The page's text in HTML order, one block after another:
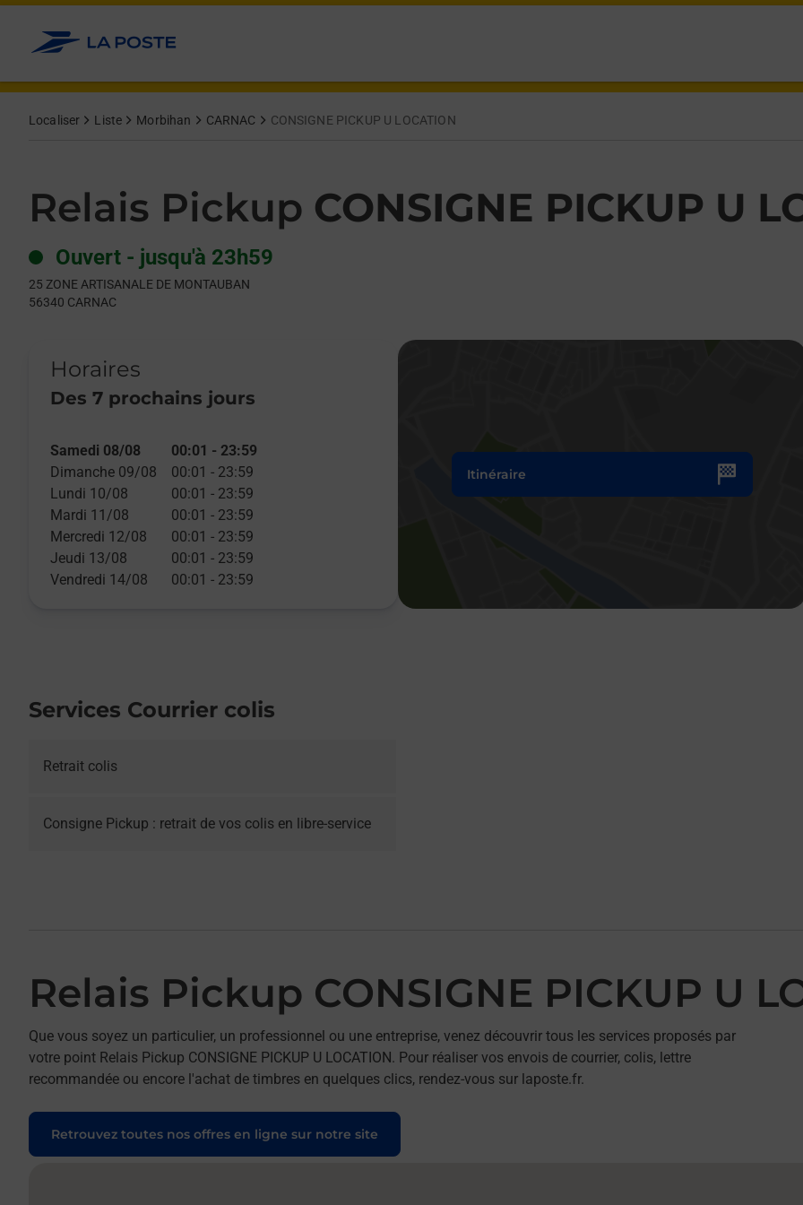
Allez au contenu
Localiser Liste Morbihan CARNAC CONSIGNE PICKUP U LOCATION
Relais Pickup CONSIGNE PICKUP U
Ouvert - jusqu'à 23h59
25 ZONE ARTISANALE DE MONTAUBAN
56340 CARNAC
Horaires
Des 7 prochains jours
Day of the WeekHours
Samedi 08/08 00:01 - 23:59
Dimanche 09/08
00:01 - 23:59
Lundi 10/08
00:01 - 23:59
Mardi 11/08
00:01 - 23:59
Mercredi 12/08
00:01 - 23:59
Jeudi 13/08
00:01 - 23:59
Vendredi 14/08
00:01 - 23:59
Itinéraire
Services Courrier colis
Retrait colis
Consigne Pickup : retrait de vos colis en libre-service
Relais Pickup CONSIGNE PICKUP U
Que vous soyez un particulier, un professionnel ou une entreprise, venez découvrir tous les services proposés par
votre point Relais Pickup CONSIGNE PICKUP U LOCATION. Pour réaliser vos envois de courrier, colis, lettre
recommandée ou encore l'achat de timbres en quelques clics, rendez-vous sur laposte.fr.
Retrouvez toutes nos offres en ligne sur notre site
Get directions to Relais Pickup at 25 ZONE ARTISANALE DE MONTAUBAN CARNAC,
lien s'ouvre dans un nouvel onglet